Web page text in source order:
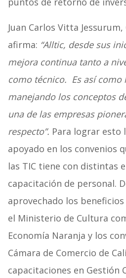
Juan Carlos Vitta
afirma: “Alltic, desde sus
mejora continua tanto a
como técnico. Es así como
manejando los conceptos
una de las empresas
respecto”. Para lograr esto
apoyado en los convenios
las TIC tiene con distintas
capacitación de personal.
aprovechado los
el Ministerio de Cultura
Economía Naranja y los
Cámara de Comercio de
capacitaciones en Gestión